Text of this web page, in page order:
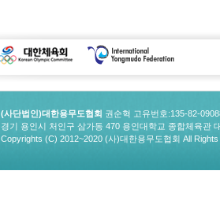
(사단법인)대한용무도협회 권순혁 고유번호:135-82-
경기 용인시 처인구 삼가동 470 용인대학교 종합체육관
Copyrights (C) 2012~2020 (사)대한용무도협회 All